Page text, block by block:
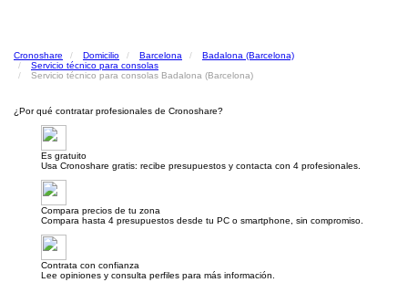
Cronoshare Domicilio Barcelona
Badalona (Barcelona)
Servicio técnico para consolas
Servicio técnico para consolas Badalona (Barcelona)
¿Por qué contratar profesionales de Cronoshare?
Es gratuito
Usa Cronoshare gratis: recibe presupuestos y contacta con 4 profesionales.
Compara precios de tu zona
Compara hasta 4 presupuestos desde tu PC o smartphone, sin compromiso.
Contrata con confianza
Lee opiniones y consulta perfiles para más información.